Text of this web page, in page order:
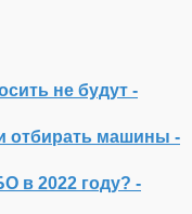
не будут -
отбирать машины -
в 2022 году? -